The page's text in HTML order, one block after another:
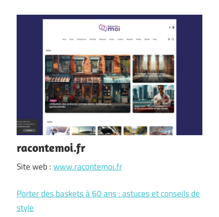
racontemoi.fr
Site web :www.racontemoi.fr
Porter des baskets à 60 ans : astuces et conseils de
style